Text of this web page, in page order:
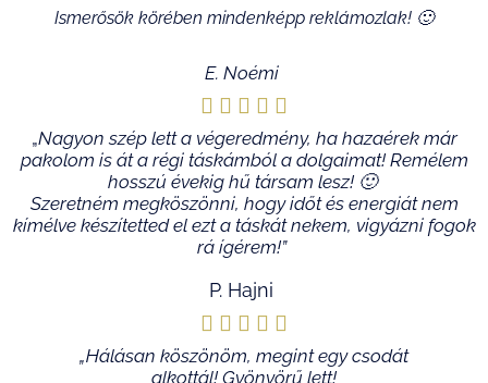
of
Ismerősök körében mindenképp reklámozlak! 🙂
E. Noémi
    
Rated
5
out
„Nagyon szép lett a végeredmény, ha hazaérek már
pakolom is át a régi táskámból a dolgaimat! Remélem
hosszú évekig hű társam lesz! 🙂
Szeretném megköszönni, hogy időt és energiát nem
kímélve készítetted el ezt a táskát nekem, vigyázni fogok
rá ígérem!”
P. Hajni
    
Rated
„Hálásan köszönöm, megint egy csodát
alkottál! Gyönyörű lett!